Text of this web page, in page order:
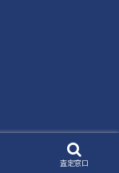
査定窓口